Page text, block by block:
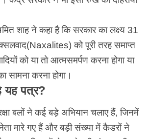
शाह ने कहा है कि सरकार का लक्ष्य 31
को पूरी तरह समाप्त
को या तो आत्मसमर्पण करना होगा या
सामना करना होगा।
यह पत्र?
बलों ने कई बड़े अभियान चलाए हैं, जिनमें
नेता मारे गए हैं और बड़ी संख्या में कैडरों ने